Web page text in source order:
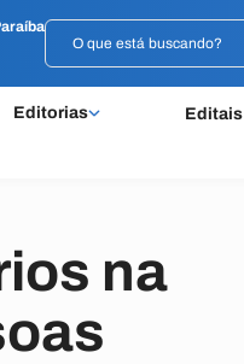
Editorias Editais
na